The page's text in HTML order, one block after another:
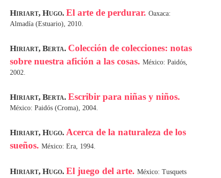
Hiriart, Hugo. El arte de perdurar. Oaxaca:
Almadía (Estuario), 2010.
Hiriart, Berta. Colección de colecciones: notas
sobre nuestra afición a las cosas. México: Paidós,
2002.
Hiriart, Berta. Escribir para niñas y niños.
México: Paidós (Croma), 2004.
Hiriart, Hugo. Acerca de la naturaleza de los
sueños. México: Era, 1994.
Hiriart, Hugo. El juego del arte. México: Tusquets